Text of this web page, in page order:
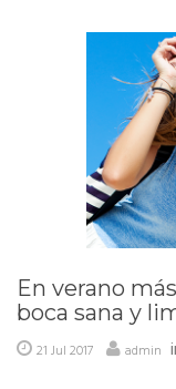
En verano
boca sana y
21 Jul 2017 admin